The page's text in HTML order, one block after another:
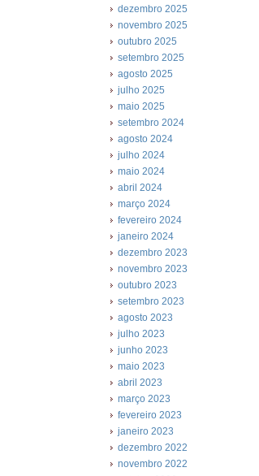
dezembro 2025
novembro 2025
outubro 2025
setembro 2025
agosto 2025
julho 2025
maio 2025
setembro 2024
agosto 2024
julho 2024
maio 2024
abril 2024
março 2024
fevereiro 2024
janeiro 2024
dezembro 2023
novembro 2023
outubro 2023
setembro 2023
agosto 2023
julho 2023
junho 2023
maio 2023
abril 2023
março 2023
fevereiro 2023
janeiro 2023
dezembro 2022
novembro 2022